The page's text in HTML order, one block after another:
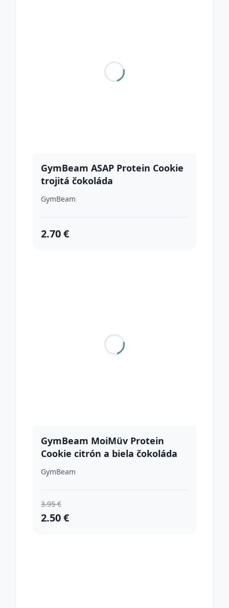
GymBeam ASAP Protein Cookie
trojitá čokoláda
GymBeam
2.70 €
GymBeam MoiMüv Protein
Cookie citrón a biela čokoláda
GymBeam
3.95 €
2.50 €